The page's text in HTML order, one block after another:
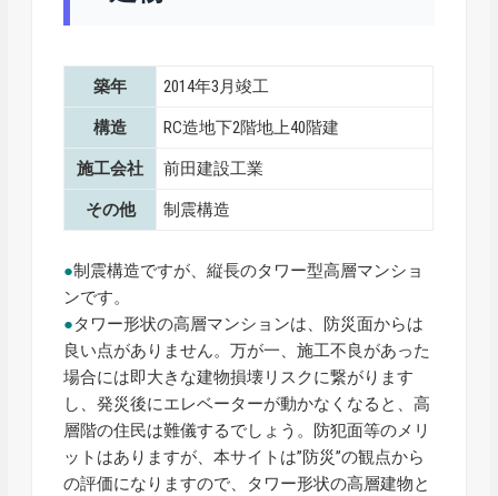
築年 2014年3月竣工
構造 RC造地下2階地上40階建
施工会社 前田建設工業
その他 制震構造
●制震構造ですが、縦長のタワー型高層マンショ
ンです。
●タワー形状の高層マンションは、防災面からは
良い点がありません。万が一、施工不良があった
場合には即大きな建物損壊リスクに繋がります
し、発災後にエレベーターが動かなくなると、高
層階の住民は難儀するでしょう。防犯面等のメリ
ットはありますが、本サイトは”防災”の観点から
の評価になりますので、タワー形状の高層建物と